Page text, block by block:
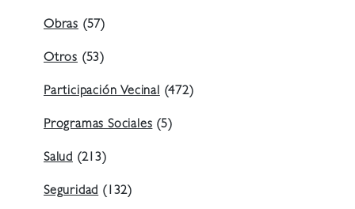
Obras (57)
Otros (53)
Participación Vecinal (472)
Programas Sociales (5)
Salud (213)
Seguridad (132)